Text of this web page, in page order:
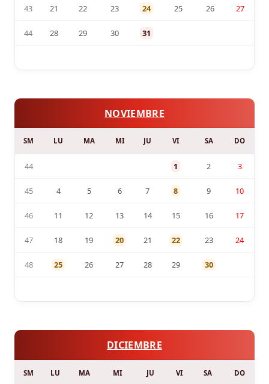
43 21 22 23 24 25 26 27
44 28 29 30 31
NOVIEMBRE
SM LU MA MI JU VI SA DO
44 1 2 3
45 4 5 6 7 8 9 10
46 11 12 13 14 15 16 17
47 18 19 20 21 22 23 24
48 25 26 27 28 29 30
DICIEMBRE
SM LU MA MI JU VI SA DO